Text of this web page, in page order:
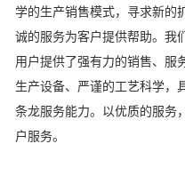
学的生产销售模式，寻求新的
诚的服务为客户提供帮助。我
用户提供了强有力的销售、服
生产设备、严谨的工艺科学，
条龙服务能力。以优质的服务
户服务。